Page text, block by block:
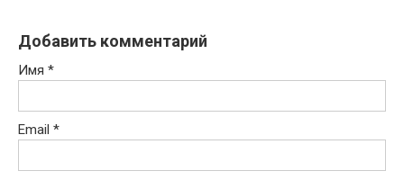
Добавить комментарий
Имя *
Email *